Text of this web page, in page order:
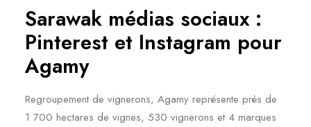
Sarawak médias sociaux :
Pinterest et Instagram pour
Agamy
Regroupement de vignerons, Agamy représente près de
1 700 hectares de vignes, 530 vignerons et 4 marques